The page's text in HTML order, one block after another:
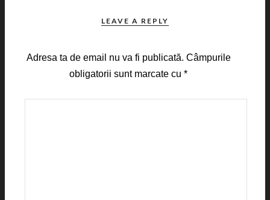
LEAVE A REPLY
Adresa ta de email nu va fi publicată. Câmpurile
obligatorii sunt marcate cu*